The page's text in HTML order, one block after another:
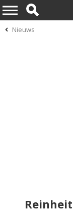
Nieuws